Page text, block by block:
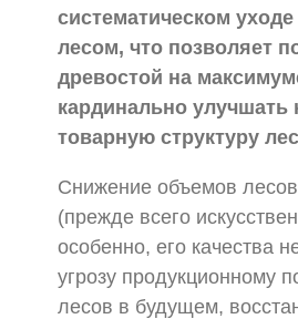
систематическом
лесом, что позволяет
древостой на
кардинально улучшать
товарную структуру
Снижение объемов
(прежде всего
особенно, его качества
угрозу продукционному
лесов в будущем,